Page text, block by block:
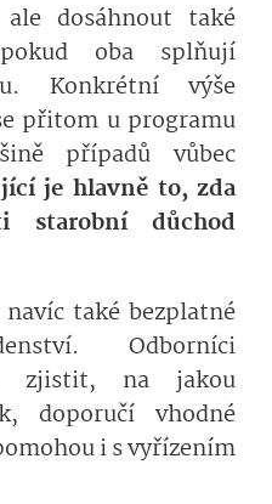
dosáhnout také
pokud oba splňují
Konkrétní výše
přitom u programu
případů vůbec
je hlavně to, zda
starobní důchod
také bezplatné
Odborníci
zjistit, na jakou
doporučí vhodné
i s vyřízením